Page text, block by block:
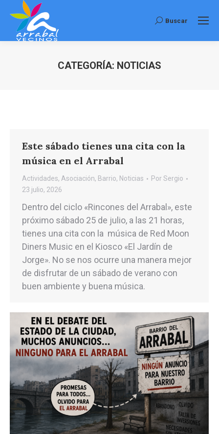
Buscar:
Buscar
CATEGORÍA: NOTICIAS
Este sábado tienes una cita con la
música en el Arrabal
Actividades, Asociación, Barrio, Noticias PorSergio
23 julio, 2026
Dentro del ciclo «Rincones del Arrabal», este
próximo sábado 25 de julio, a las 21 horas,
tienes una cita con la música de Red Moon
Diners Music en el Kiosco «El Jardín de
Jorge». No se nos ocurre una manera mejor
de disfrutar de un sábado de verano con
buen ambiente y buena música.